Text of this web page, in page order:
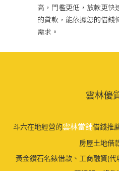
高，門檻更低，放款更快
的貸款，能依據您的借錢
需求。
雲林優
斗六在地經營的雲林當舖借錢推
房屋土地借
黃金鑽石名錶借款、工商融資(